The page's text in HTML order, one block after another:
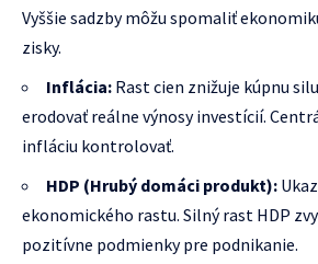
Vyššie sadzby môžu spomaliť
zisky.
Inflácia: Rast cien znižuje kúpnu
erodovať reálne výnosy investícií.
infláciu kontrolovať.
HDP (Hrubý domáci produkt):
ekonomického rastu. Silný rast HDP
pozitívne podmienky pre podnikanie.